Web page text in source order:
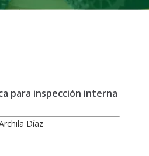
para inspección interna
Díaz